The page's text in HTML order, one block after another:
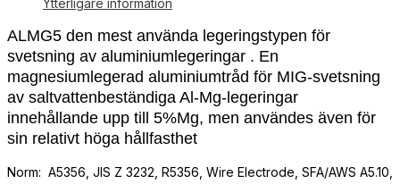
Ytterligare information
ALMG5 den mest använda legeringstypen för
svetsning av aluminiumlegeringar . En
magnesiumlegerad aluminiumtråd för MIG-svetsning
av saltvattenbeständiga Al-Mg-legeringar
innehållande upp till 5%Mg, men användes även för
sin relativt höga hållfasthet
Norm: A5356, JIS Z 3232, R5356, Wire Electrode, SFA/AWS A5.10,